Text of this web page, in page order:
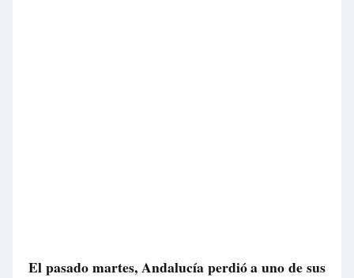
El pasado martes, Andalucía perdió a uno de sus